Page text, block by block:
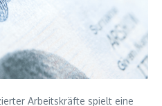
Arbeitskräfte spielt eine